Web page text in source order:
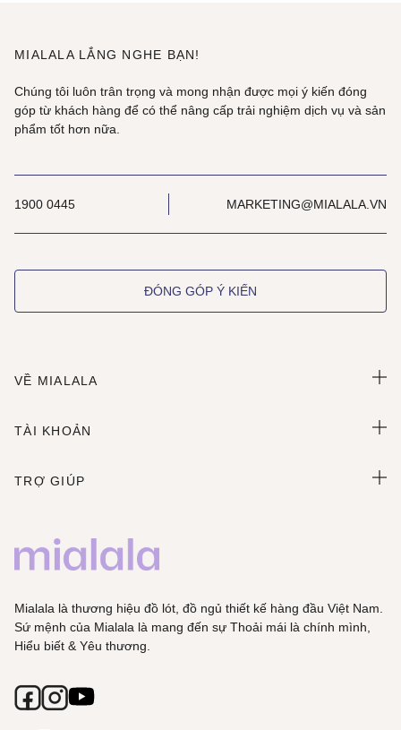
MIALALA LẮNG NGHE BẠN!
Chúng tôi luôn trân trọng và mong nhận được mọi ý kiến đóng
góp từ khách hàng để có thể nâng cấp trải nghiệm dịch vụ và sản
phẩm tốt hơn nữa.
1900 0445 MARKETING@MIALALA.VN
ĐÓNG GÓP Ý KIẾN
VỀ MIALALA
TÀI KHOẢN
TRỢ GIÚP
Mialala là thương hiệu đồ lót, đồ ngủ thiết kế hàng đầu Việt Nam.
Sứ mệnh của Mialala là mang đến sự Thoải mái là chính mình,
Hiểu biết & Yêu thương.